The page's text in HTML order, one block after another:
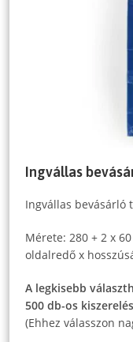
Ingvállas
Ingvállas bevásárló
Mérete: 280 + 2 x
oldalredő x
A legkisebb
500 db-os
(Ehhez válasszon